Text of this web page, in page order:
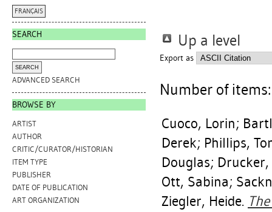
FRANÇAIS
SEARCH
ADVANCED SEARCH
BROWSE BY
ARTIST
AUTHOR
CRITIC/CURATOR/HISTORIAN
ITEM TYPE
PUBLISHER
DATE OF PUBLICATION
ART ORGANIZATION
Up a level
Export as
Number of
Cuoco, Lorin;
Derek; Phillips,
Douglas;
Ott, Sabina;
Ziegler, Heide.